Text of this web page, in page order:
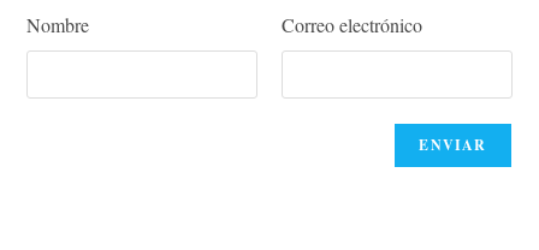
Nombre Correo electrónico